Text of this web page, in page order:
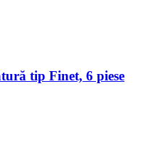
tip Finet, 6 piese